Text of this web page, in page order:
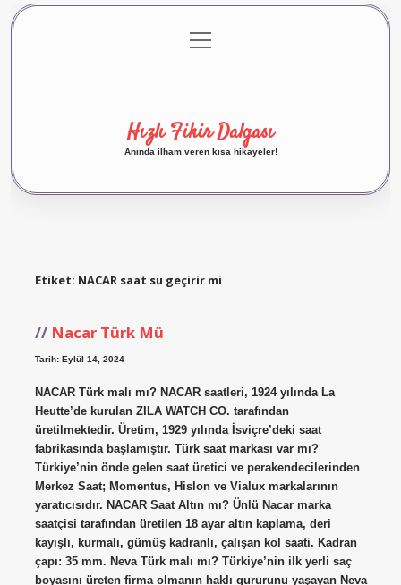
Gizlilik Politikası
menüyü
aç
Hızlı Fikir Dalgası
Anında ilham veren kısa hikayeler!
Etiket: NACAR saat su geçirir mi
Nacar Türk Mü
Tarih: Eylül 14, 2024
NACAR Türk malı mı? NACAR saatleri, 1924 yılında La
Heutte’de kurulan ZILA WATCH CO. tarafından
üretilmektedir. Üretim, 1929 yılında İsviçre’deki saat
fabrikasında başlamıştır. Türk saat markası var mı?
Türkiye’nin önde gelen saat üretici ve perakendecilerinden
Merkez Saat; Momentus, Hislon ve Vialux markalarının
yaratıcısıdır. NACAR Saat Altın mı? Ünlü Nacar marka
saatçisi tarafından üretilen 18 ayar altın kaplama, deri
kayışlı, kurmalı, gümüş kadranlı, çalışan kol saati. Kadran
çapı: 35 mm. Neva Türk malı mı? Türkiye’nin ilk yerli saç
boyasını üreten firma olmanın haklı gururunu yaşayan Neva